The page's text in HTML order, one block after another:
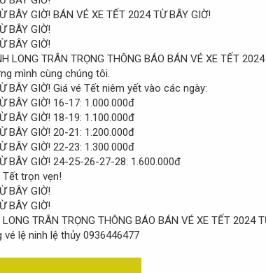
BÁN VÉ XE TẾT 2024 TỪ BÂY GIỜ!
mình cùng chúng tôi.
Giá vé Tết niêm yết vào các ngày:
16-17: 1.000.000đ
18-19: 1.100.000đ
20-21: 1.200.000đ
22-23: 1.300.000đ
24-25-26-27-28: 1.600.000đ
trọn vẹn!
lệ ninh lệ thủy 0936446477